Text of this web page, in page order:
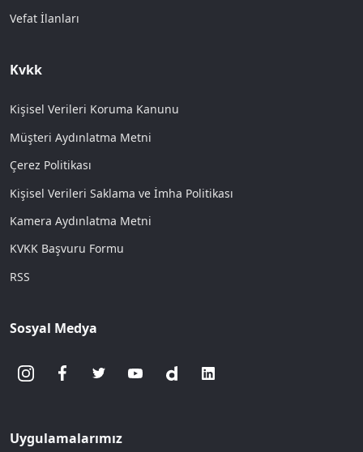
Vefat İlanları
Kvkk
Kişisel Verileri Koruma Kanunu
Müşteri Aydınlatma Metni
Çerez Politikası
Kişisel Verileri Saklama ve İmha Politikası
Kamera Aydınlatma Metni
KVKK Başvuru Formu
RSS
Sosyal Medya
Uygulamalarımız